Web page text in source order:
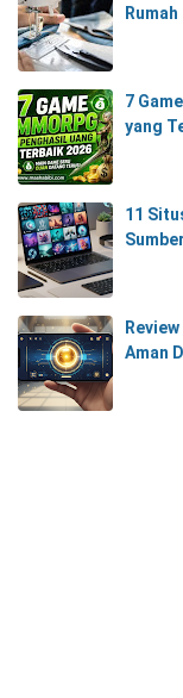
Rumah
7
yang
11
Aman